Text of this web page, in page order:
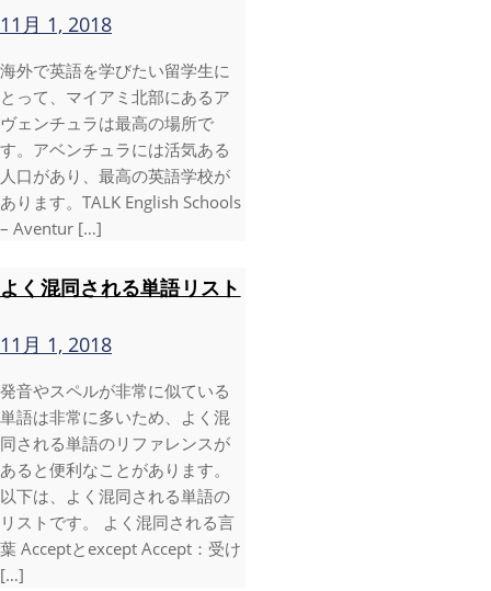
11月 1, 2018
海外で英語を学びたい留学生に
とって、マイアミ北部にあるア
ヴェンチュラは最高の場所で
す。アベンチュラには活気ある
人口があり、最高の英語学校が
あります。TALK English Schools
– Aventur […]
よく混同される単語リスト
11月 1, 2018
発音やスペルが非常に似ている
単語は非常に多いため、よく混
同される単語のリファレンスが
あると便利なことがあります。
以下は、よく混同される単語の
リストです。 よく混同される言
葉 Acceptとexcept Accept：受け
[…]